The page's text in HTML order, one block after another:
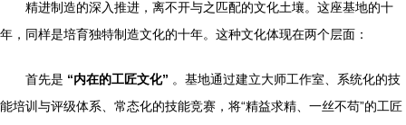
精进制造的深入推进，离不开与之匹配的文化土壤。这座基地的十
年，同样是培育独特制造文化的十年。这种文化体现在两个层面：
首先是 “内在的工匠文化” 。基地通过建立大师工作室、系统化的技
能培训与评级体系、常态化的技能竞赛，将“精益求精、一丝不苟”的工匠